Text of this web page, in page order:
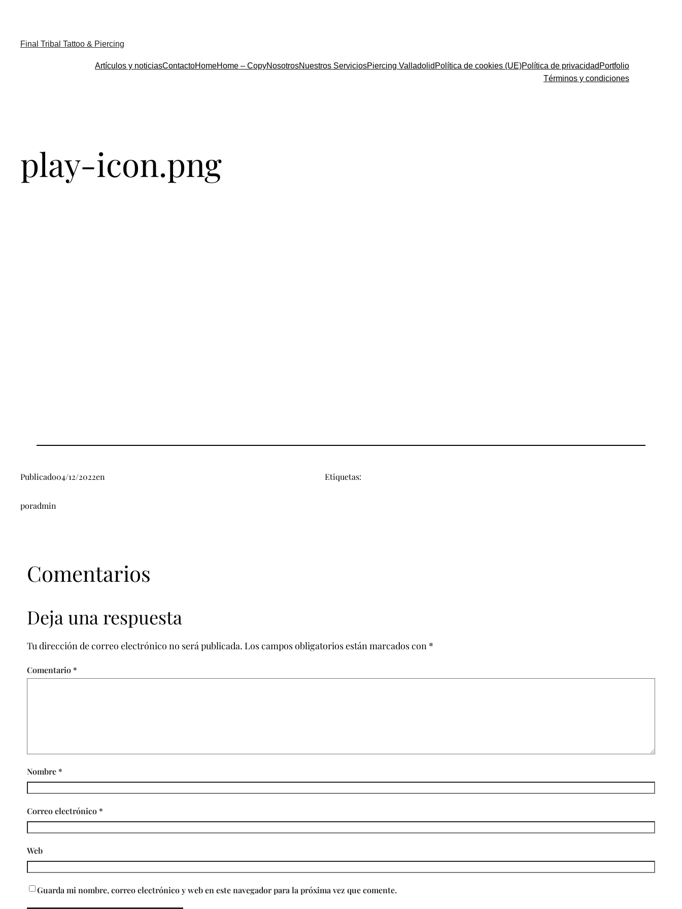
Final Tribal Tattoo & Piercing
Artículos y noticiasContactoHomeHome – CopyNosotrosNuestros ServiciosPiercing Valladolid Política de cookies (UE)Política de privacidad Portfolio
Términos y condiciones
play-icon.png
Publicado04/12/2022en
poradmin
Etiquetas:
Comentarios
Deja una respuesta
Tu dirección de correo electrónico no será publicada. Los campos obligatorios están marcados con *
Comentario *
Nombre *
Correo electrónico *
Web
Guarda mi nombre, correo electrónico y web en este navegador para la próxima vez que comente.